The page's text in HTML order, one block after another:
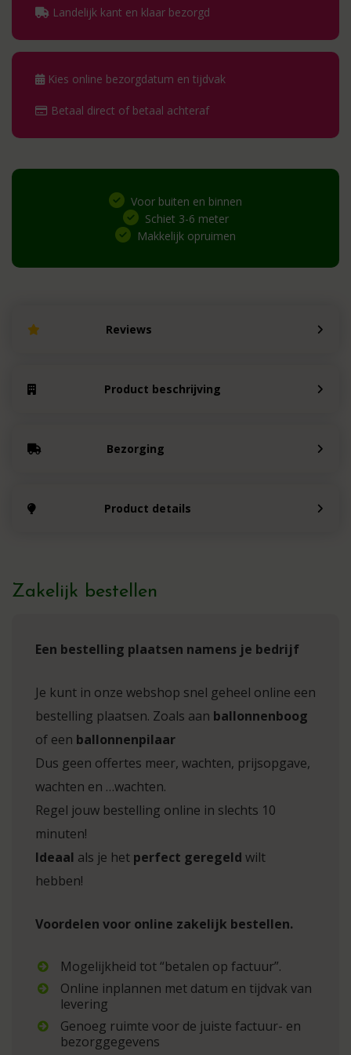
Landelijk kant en klaar bezorgd
Kies online bezorgdatum en tijdvak
Betaal direct of betaal achteraf
Voor buiten en binnen
Schiet 3-6 meter
Makkelijk opruimen
Reviews
Product beschrijving
Bezorging
Product details
Zakelijk bestellen
Een bestelling plaatsen namens je bedrijf
Je kunt in onze webshop snel geheel online een
bestelling plaatsen. Zoals aan ballonnenboog
of een ballonnenpilaar
Dus geen offertes meer, wachten, prijsopgave,
wachten en …wachten.
Regel jouw bestelling online in slechts 10
minuten!
Ideaal als je het perfect geregeld wilt
hebben!
Voordelen voor online zakelijk bestellen.
Mogelijkheid tot “betalen op factuur”.
Online inplannen met datum en tijdvak van
levering
Genoeg ruimte voor de juiste factuur- en
bezorggegevens